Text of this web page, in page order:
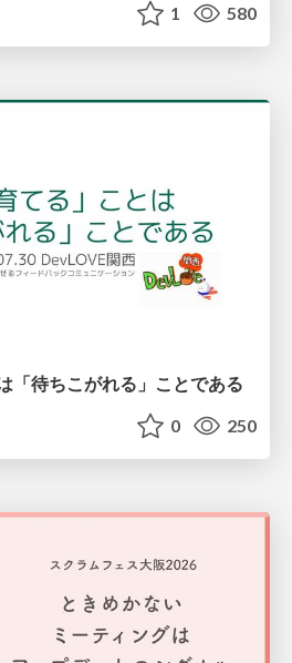
1 580
「待ちこがれる」ことである
0 250